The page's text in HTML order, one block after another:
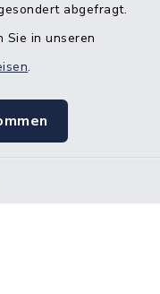
abgefragt.
Sie in unseren
.